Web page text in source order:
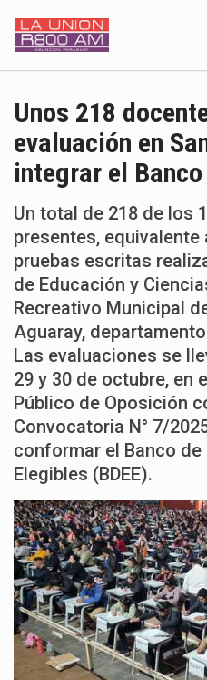
Unos 218
evaluación en
integrar el
Un total de 218 de los
presentes, equivalente
pruebas escritas
de Educación y
Recreativo Municipal
Aguaray,
Las evaluaciones se
29 y 30 de octubre, en
Público de Oposición
Convocatoria N° 7/
conformar el Banco
Elegibles (BDEE).